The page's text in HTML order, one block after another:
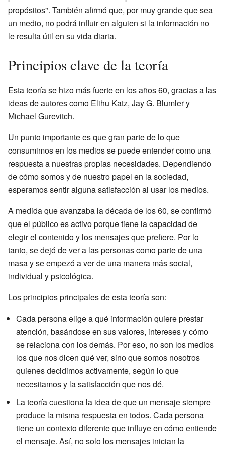
propósitos". También afirmó que, por muy grande que sea
un medio, no podrá influir en alguien si la información no
le resulta útil en su vida diaria.
Principios clave de la teoría
Esta teoría se hizo más fuerte en los años 60, gracias a las
ideas de autores como Elihu Katz, Jay G. Blumler y
Michael Gurevitch.
Un punto importante es que gran parte de lo que
consumimos en los medios se puede entender como una
respuesta a nuestras propias necesidades. Dependiendo
de cómo somos y de nuestro papel en la sociedad,
esperamos sentir alguna satisfacción al usar los medios.
A medida que avanzaba la década de los 60, se confirmó
que el público es activo porque tiene la capacidad de
elegir el contenido y los mensajes que prefiere. Por lo
tanto, se dejó de ver a las personas como parte de una
masa y se empezó a ver de una manera más social,
individual y psicológica.
Los principios principales de esta teoría son:
Cada persona elige a qué información quiere prestar
atención, basándose en sus valores, intereses y cómo
se relaciona con los demás. Por eso, no son los medios
los que nos dicen qué ver, sino que somos nosotros
quienes decidimos activamente, según lo que
necesitamos y la satisfacción que nos dé.
La teoría cuestiona la idea de que un mensaje siempre
produce la misma respuesta en todos. Cada persona
tiene un contexto diferente que influye en cómo entiende
el mensaje. Así, no solo los mensajes inician la